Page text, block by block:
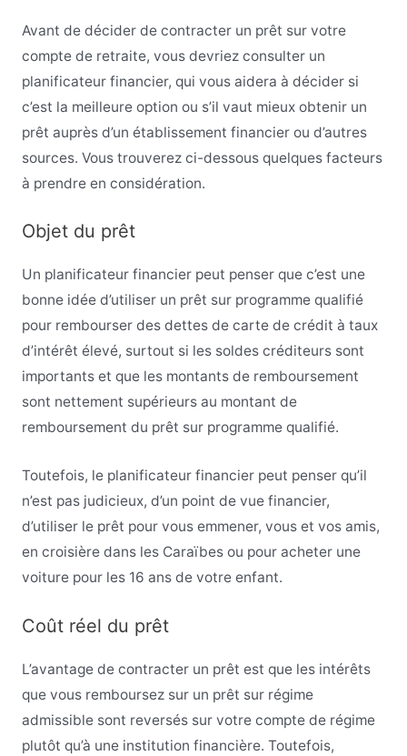
Avant de décider de contracter un prêt sur votre
compte de retraite, vous devriez consulter un
planificateur financier, qui vous aidera à décider si
c’est la meilleure option ou s’il vaut mieux obtenir un
prêt auprès d’un établissement financier ou d’autres
sources. Vous trouverez ci-dessous quelques facteurs
à prendre en considération.
Objet du prêt
Un planificateur financier peut penser que c’est une
bonne idée d’utiliser un prêt sur programme qualifié
pour rembourser des dettes de carte de crédit à taux
d’intérêt élevé, surtout si les soldes créditeurs sont
importants et que les montants de remboursement
sont nettement supérieurs au montant de
remboursement du prêt sur programme qualifié.
Toutefois, le planificateur financier peut penser qu’il
n’est pas judicieux, d’un point de vue financier,
d’utiliser le prêt pour vous emmener, vous et vos amis,
en croisière dans les Caraïbes ou pour acheter une
voiture pour les 16 ans de votre enfant.
Coût réel du prêt
L’avantage de contracter un prêt est que les intérêts
que vous remboursez sur un prêt sur régime
admissible sont reversés sur votre compte de régime
plutôt qu’à une institution financière. Toutefois,